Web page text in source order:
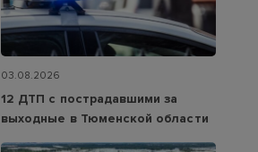
03.08.2026
12 ДТП с пострадавшими за
выходные в Тюменской области